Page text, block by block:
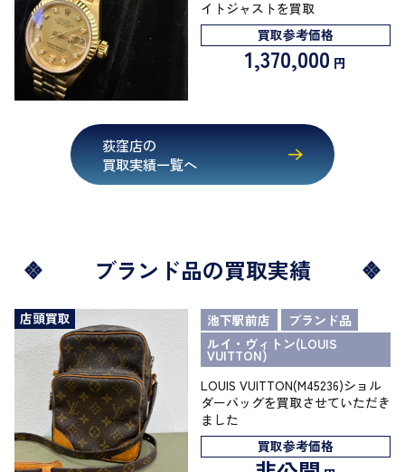
イトジャストを買取
買取参考価格
1,370,000 円
荻窪店の
買取実績一覧へ
ブランド品の買取実績
店頭買取 池下駅前店
ブランド品
ルイ・ヴィトン(LOUIS
VUITTON)
LOUIS VUITTON(M45236)ショル
ダーバッグを買取させていただき
ました
買取参考価格